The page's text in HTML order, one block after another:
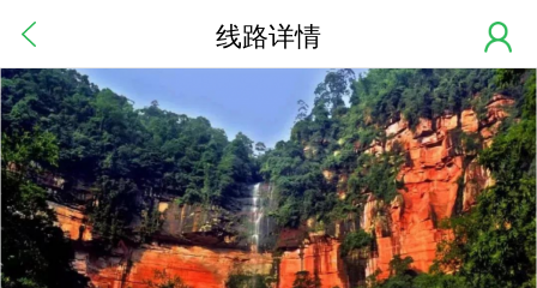
线路详情